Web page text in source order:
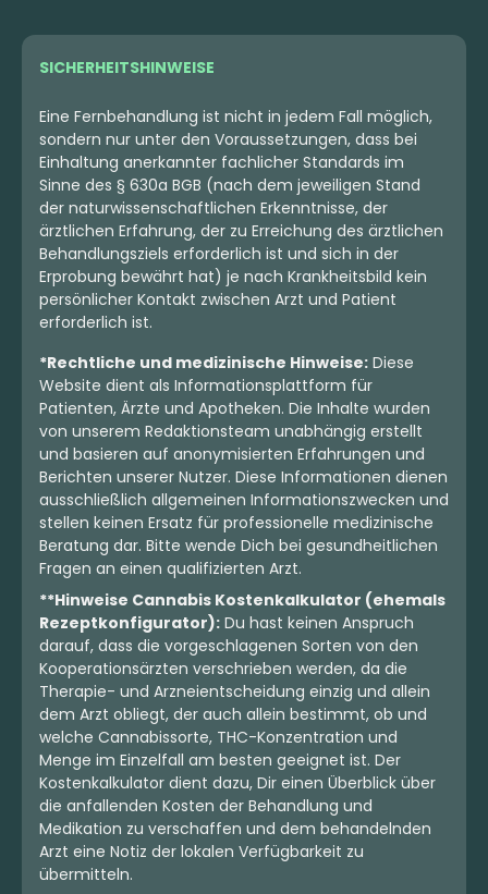
SICHERHEITSHINWEISE
Eine Fernbehandlung ist nicht in jedem Fall möglich,
sondern nur unter den Voraussetzungen, dass bei
Einhaltung anerkannter fachlicher Standards im
Sinne des § 630a BGB (nach dem jeweiligen Stand
der naturwissenschaftlichen Erkenntnisse, der
ärztlichen Erfahrung, der zu Erreichung des ärztlichen
Behandlungsziels erforderlich ist und sich in der
Erprobung bewährt hat) je nach Krankheitsbild kein
persönlicher Kontakt zwischen Arzt und Patient
erforderlich ist.
*Rechtliche und medizinische Hinweise: Diese
Website dient als Informationsplattform für
Patienten, Ärzte und Apotheken. Die Inhalte wurden
von unserem Redaktionsteam unabhängig erstellt
und basieren auf anonymisierten Erfahrungen und
Berichten unserer Nutzer. Diese Informationen dienen
ausschließlich allgemeinen Informationszwecken und
stellen keinen Ersatz für professionelle medizinische
Beratung dar. Bitte wende Dich bei gesundheitlichen
Fragen an einen qualifizierten Arzt.
**Hinweise Cannabis Kostenkalkulator (ehemals
Rezeptkonfigurator): Du hast keinen Anspruch
darauf, dass die vorgeschlagenen Sorten von den
Kooperationsärzten verschrieben werden, da die
Therapie- und Arzneientscheidung einzig und allein
dem Arzt obliegt, der auch allein bestimmt, ob und
welche Cannabissorte, THC-Konzentration und
Menge im Einzelfall am besten geeignet ist. Der
Kostenkalkulator dient dazu, Dir einen Überblick über
die anfallenden Kosten der Behandlung und
Medikation zu verschaffen und dem behandelnden
Arzt eine Notiz der lokalen Verfügbarkeit zu
übermitteln.